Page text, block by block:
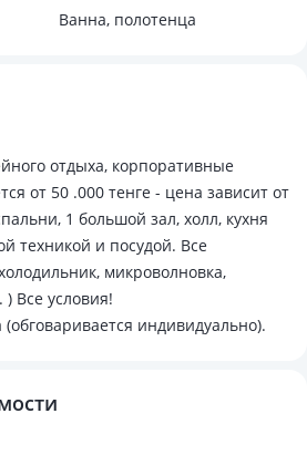
Ванна, полотенца
отдыха, корпоративные
от 50 .000 тенге - цена зависит от
1 большой зал, холл, кухня
техникой и посудой. Все
микроволновка,
) Все условия!
индивидуально).